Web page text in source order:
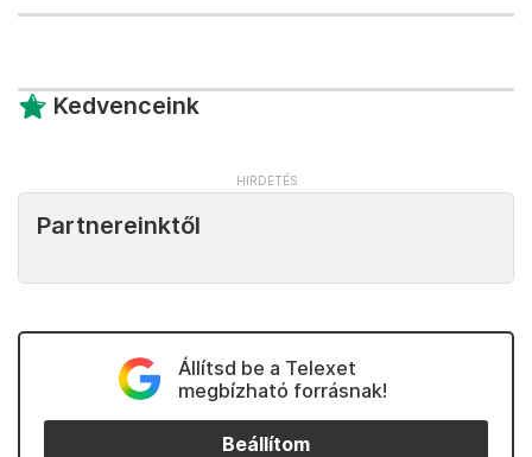
Kedvenceink
Partnereinktől
Állítsd be a Telexet
megbízható forrásnak!
Beállítom